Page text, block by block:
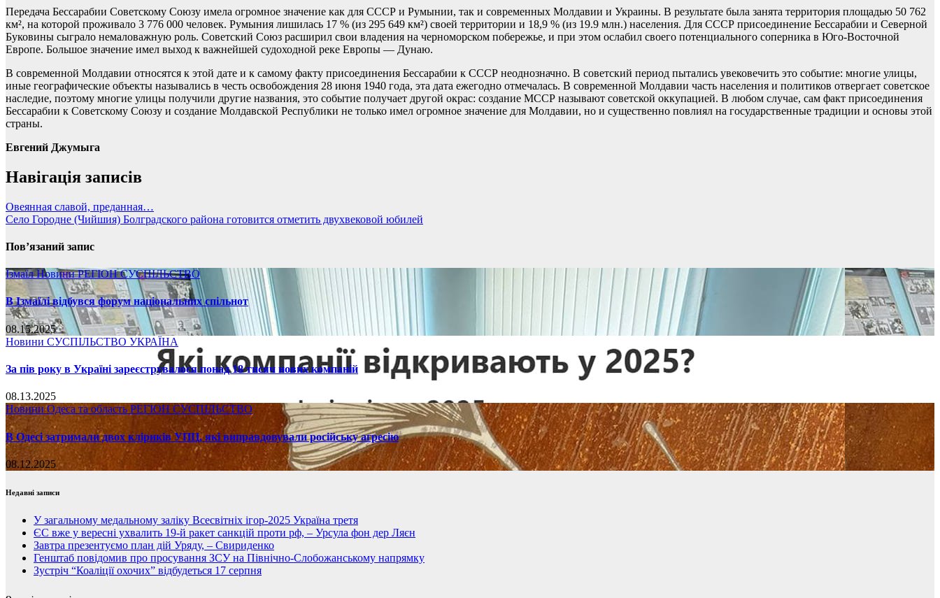
Передача Бессарабии Советскому Союзу имела огромное значение как для СССР и Румынии, так и современных Молдавии и Украины. В результате была занята территория площадью 50 762
км², на которой проживало 3 776 000 человек. Румыния лишилась 17 % (из 295 649 км²) своей территории и 18,9 % (из 19.9 млн.) населения. Для СССР присоединение Бессарабии и Северной
Буковины сыграло немаловажную роль. Советский Союз расширил свои владения на черноморском побережье, и при этом ослабил своего потенциального соперника в Юго-Восточной
Европе. Большое значение имел выход к важнейшей судоходной реке Европы — Дунаю.
В современной Молдавии относятся к этой дате и к самому факту присоединения Бессарабии к СССР неоднозначно. В советский период пытались увековечить это событие: многие улицы,
иные географические объекты назывались в честь освобождения 28 июня 1940 года, эта дата ежегодно отмечалась. В современной Молдавии часть населения и политиков отвергает советское
наследие, поэтому многие улицы получили другие названия, это событие получает другой окрас: создание МССР называют советской оккупацией. В любом случае, сам факт присоединения
Бессарабии к Советскому Союзу и создание Молдавской Республики не только имел огромное значение для Молдавии, но и существенно повлиял на государственные традиции и основы этой
страны.
Евгений Джумыга
Навігація записів
Овеянная славой, преданная…
Село Городне (Чийшия) Болградского района готовится отметить двухвековой юбилей
Пов’язаний запис
ІзмаїлНовиниРЕГІОНСУСПІЛЬСТВО
В Ізмаїлі відбувся форум національних спільнот
08.15.2025
Новини СУСПІЛЬСТВО УКРАЇНА
За пів року в Україні зареєструвалося понад 18 тисяч нових компаній
08.13.2025
НовиниОдеса та область РЕГІОН СУСПІЛЬСТВО
В Одесі затримали двох кліриків УПЦ, які виправдовували російську агресію
08.12.2025
Недавні записи
У загальному медальному заліку Всесвітніх ігор-2025 Україна третя
ЄС вже у вересні ухвалить 19-й ракет санкцій проти рф, – Урсула фон дер Ляєн
Завтра презентуємо план дій Уряду, – Свириденко
Генштаб повідомив про просування ЗСУ на Північно-Слобожанському напрямку
Зустріч “Коаліції охочих” відбудеться 17 серпня